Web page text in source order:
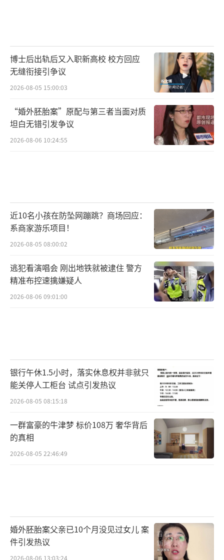
博士后出轨后又入职新高校 校方回应
无缝衔接引争议
2026-08-05 15:00:03
“婚外胚胎案”原配与第三者当面对质
坦白无错引发争议
2026-08-06 10:24:55
近10名小孩在防坠网蹦跳？商场回应：
系商家游乐项目！
2026-08-05 08:00:02
逃犯看演唱会 刚出地铁就被逮住 警方
精准布控速擒嫌疑人
2026-08-06 09:01:00
银行午休1.5小时，落实休息权并非就只
能关停人工柜台 试点引发热议
2026-08-05 08:15:18
一群富豪的牛津梦 标价108万 奢华背后
的真相
2026-08-05 22:46:49
婚外胚胎案父亲已10个月没见过女儿 案
件引发热议
2026-08-06 13:03:24